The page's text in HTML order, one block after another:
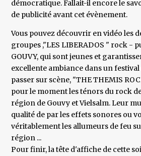
démocratique. Fallait-il encore le
de publicité avant cet évènement.
Vous pouvez découvrir en vidéo les
groupes ,"LES LIBERADOS " rock -
GOUVY, qui sont jeunes et
excellente ambiance dans un festival
passer sur scène, "THE THEMIS
pour le moment les ténors du rock
région de Gouvy et Vielsalm. Leur
qualité de par les effets sonores ou
véritablement les allumeurs de feu
région ...
Pour finir, la tête d'affiche de cette